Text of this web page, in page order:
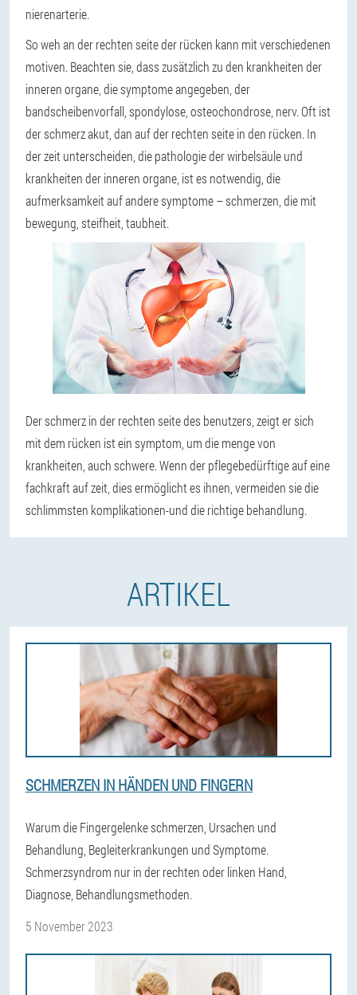
nierenarterie.
So weh an der rechten seite der rücken kann mit verschiedenen
motiven. Beachten sie, dass zusätzlich zu den krankheiten der
inneren organe, die symptome angegeben, der
bandscheibenvorfall, spondylose, osteochondrose, nerv. Oft ist
der schmerz akut, dan auf der rechten seite in den rücken. In
der zeit unterscheiden, die pathologie der wirbelsäule und
krankheiten der inneren organe, ist es notwendig, die
aufmerksamkeit auf andere symptome – schmerzen, die mit
bewegung, steifheit, taubheit.
Der schmerz in der rechten seite des benutzers, zeigt er sich
mit dem rücken ist ein symptom, um die menge von
krankheiten, auch schwere. Wenn der pflegebedürftige auf eine
fachkraft auf zeit, dies ermöglicht es ihnen, vermeiden sie die
schlimmsten komplikationen-und die richtige behandlung.
ARTIKEL
SCHMERZEN IN HÄNDEN UND FINGERN
Warum die Fingergelenke schmerzen, Ursachen und
Behandlung, Begleiterkrankungen und Symptome.
Schmerzsyndrom nur in der rechten oder linken Hand,
Diagnose, Behandlungsmethoden.
5 November 2023